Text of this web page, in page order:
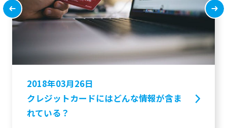
2018年03月26日
クレジットカードにはどんな情報が含ま
れている？